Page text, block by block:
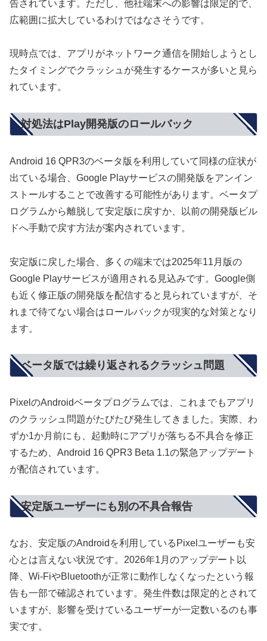
告されています。ただし、他社端末への影響は限定的で、
広範囲に拡大しているわけではなさそうです。
現時点では、アプリがネットワーク通信を開始しようとし
たタイミングでクラッシュが発生するケースが多いと見ら
れています。
対処法はPlay開発版のロールバック
Android 16 QPR3のベータ版を利用していて同様の症状が
出ている場合、Google Playサービスの開発版をアンイン
ストールすることで改善する可能性があります。ベータプ
ログラムから離脱して安定版に戻すか、以前の開発版ビル
ドへ手動で戻す方法が案内されています。
安定版に戻した場合、多くの端末では2025年11月版の
Google Playサービスが適用される見込みです。Google側
も近く修正版の開発版を配信すると見られていますが、そ
れまで待てない場合はロールバックが現実的な対策となり
ます。
ベータ版では繰り返されるクラッシュ問題
PixelのAndroidベータプログラムでは、これまでもアプリ
のクラッシュ問題がたびたび発生してきました。実際、わ
ずか1か月前にも、起動時にアプリが落ちる不具合を修正
するため、Android 16 QPR3 Beta 1.1の緊急アップデート
が配信されています。
安定版ユーザーにも別の不具合報告
なお、安定版のAndroidを利用しているPixelユーザーも安
心とは言えない状況です。2026年1月のアップデート以
降、Wi-FiやBluetoothが正常に動作しなくなったという報
告も一部で確認されています。発生件数は限定的とされて
いますが、影響を受けているユーザーが一定数いるのも事
実です。